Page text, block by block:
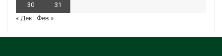
30
31
« Дек Фев »